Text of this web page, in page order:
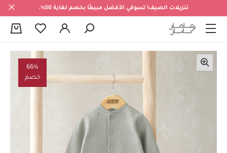
تنزيلات الصيف! تسوقي الأفضل مبيعًا بخصم لغاية 50%.
66%
خصم